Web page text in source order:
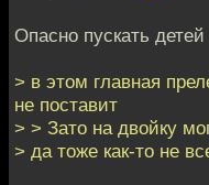
Опасно пускать
> в этом главная
не поставит
> > Зато на двойку
> да тоже как-то не